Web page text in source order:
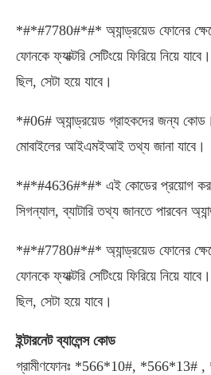
*#*#7780#*#* অ্যান্ড্রয়েড ফোনের
ফোনকে ফ্যাক্টরি সেটিংয়ে ফিরিয়ে নিয়ে
ছিল, সেটা হয়ে যাবে।
*#06# অ্যান্ড্রয়েড গ্রাহকদের জন্য
মোবাইলের আইএমইআই তথ্য জানা যাবে।
*#*#4636#*#* এই কোডের প্রয়োগ
সিগন্যাল, ব্যাটারি তথ্য জানতে পারবেন
*#*#7780#*#* অ্যান্ড্রয়েড ফোনের
ফোনকে ফ্যাক্টরি সেটিংয়ে ফিরিয়ে নিয়ে
ছিল, সেটা হয়ে যাবে।
ইন্টারনেট ব্যালেন্স কোড
গ্রামীণফোনঃ *566*10#, *566*13#